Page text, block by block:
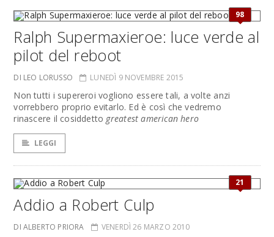
98
Ralph Supermaxieroe: luce verde al
pilot del reboot
DI LEO LORUSSO LUNEDÌ 9 NOVEMBRE 2015
Non tutti i supereroi vogliono essere tali, a volte anzi
vorrebbero proprio evitarlo. Ed è così che vedremo
rinascere il cosiddetto greatest american hero
LEGGI
21
Addio a Robert Culp
DI ALBERTO PRIORA VENERDÌ 26 MARZO 2010